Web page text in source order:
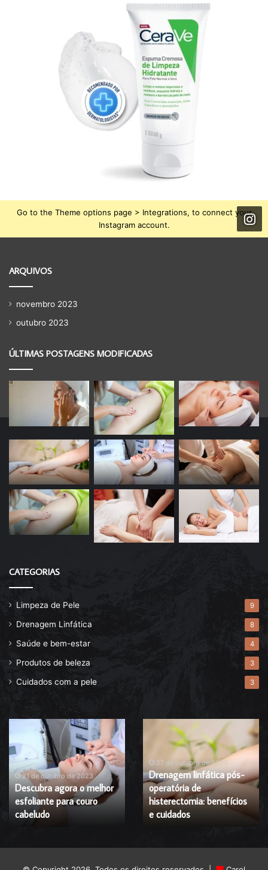
Go to the Theme options page > Integrations, to connect your
Instagram account.
ARQUIVOS
novembro 2023
outubro 2023
ÚLTIMAS POSTAGENS MODIFICADAS
CATEGORIAS
Limpeza de Pele 9
Drenagem Linfática 8
Saúde e bem-estar 4
Produtos de beleza 3
Cuidados com a pele 3
Descubra
o
melhor
esfoliante
para
couro
cabeludo
21 de outubro de 2023
Descubra agora o melhor
esfoliante para couro
cabeludo
Drenagem
operatória
de
histerectomia:
benefícios
27 de outubro de 2023
Drenagem linfática pós-
operatória de
histerectomia: benefícios
e cuidados